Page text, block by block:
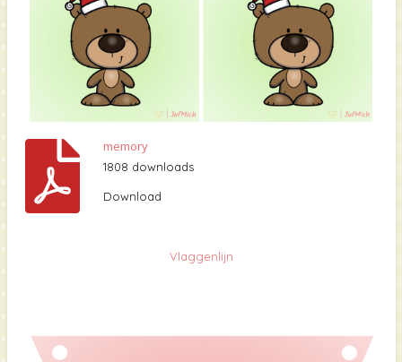
memory
1808 downloads
Download
Vlaggenlijn